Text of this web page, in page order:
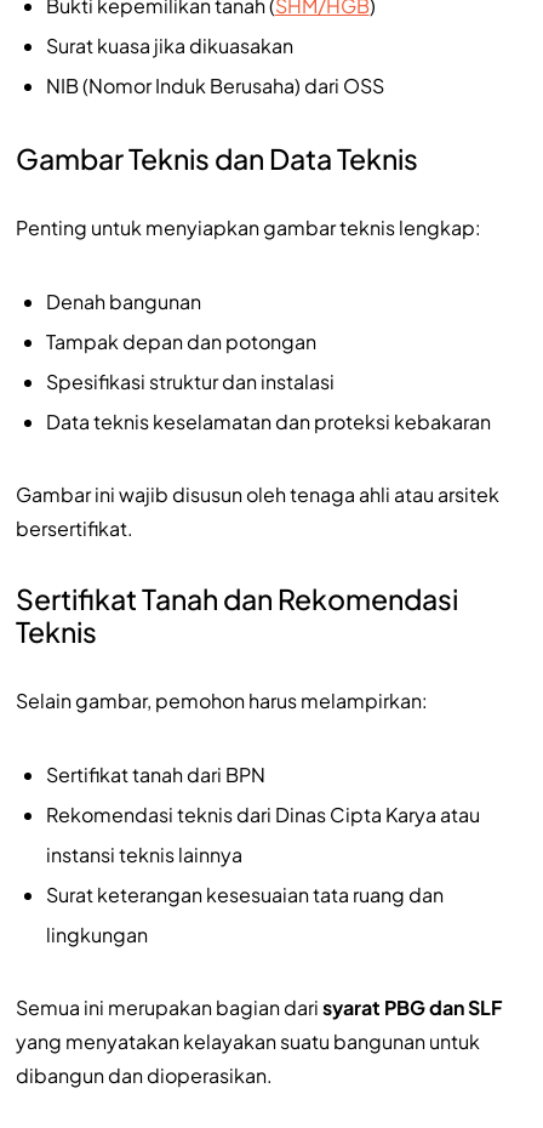
Surat kuasa jika dikuasakan
NIB (Nomor Induk Berusaha) dari OSS
Gambar Teknis dan Data Teknis
Penting untuk menyiapkan gambar teknis lengkap:
Denah bangunan
Tampak depan dan potongan
Spesifikasi struktur dan instalasi
Data teknis keselamatan dan proteksi kebakaran
Gambar ini wajib disusun oleh tenaga ahli atau arsitek
bersertifikat.
Sertifikat Tanah dan Rekomendasi
Teknis
Selain gambar, pemohon harus melampirkan:
Sertifikat tanah dari BPN
Rekomendasi teknis dari Dinas Cipta Karya atau
instansi teknis lainnya
Surat keterangan kesesuaian tata ruang dan
lingkungan
Semua ini merupakan bagian darisyarat PBG dan SLF
yang menyatakan kelayakan suatu bangunan untuk
dibangun dan dioperasikan.